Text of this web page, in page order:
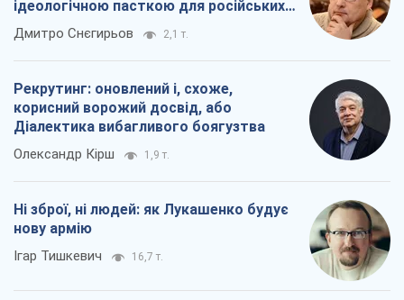
ідеологічною пасткою для російських
окупантів
Дмитро Снєгирьов 2,1 т.
Рекрутинг: оновлений і, схоже,
корисний ворожий досвід, або
Діалектика вибагливого боягузтва
Олександр Кірш 1,9 т.
Ні зброї, ні людей: як Лукашенко будує
нову армію
Ігар Тишкевич 16,7 т.